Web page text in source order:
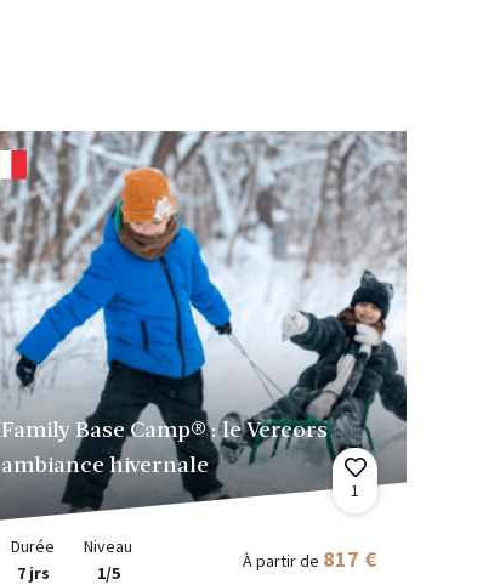
Family Base Camp® : le Vercors
ambiance hivernale
1
Durée
7 jrs
Niveau
1/5
À partir de 817 €